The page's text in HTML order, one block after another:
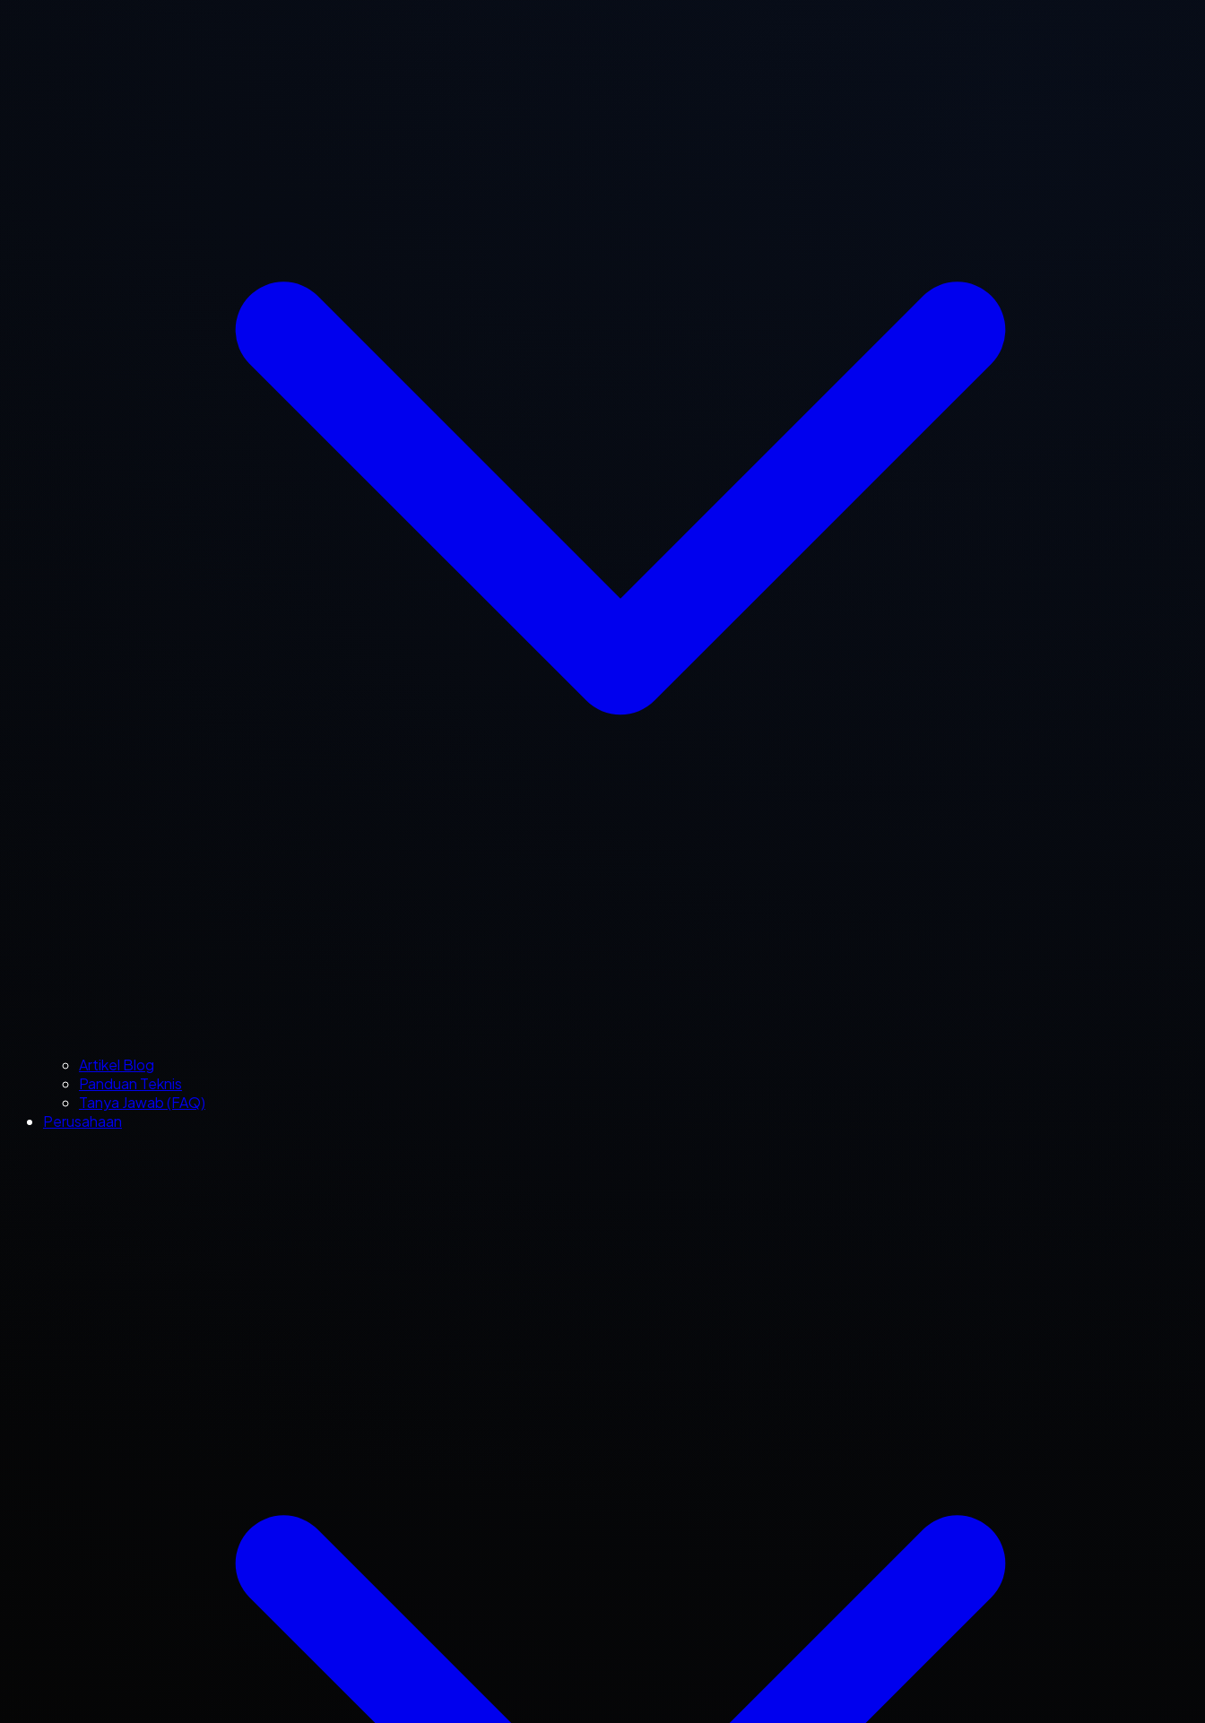
Artikel Blog
Panduan Teknis
Tanya Jawab (FAQ)
Perusahaan